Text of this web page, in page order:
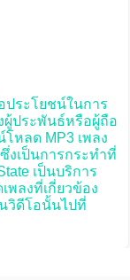
ประโยชน์ในการ
ผู้ประพันธ์หรือผู้ถือ
หลด MP3 เพลง
งเป็นการกระทำที่
เป็นบริการ
พลงที่เกี่ยวข้อง
วิดีโอนั้นไปที่